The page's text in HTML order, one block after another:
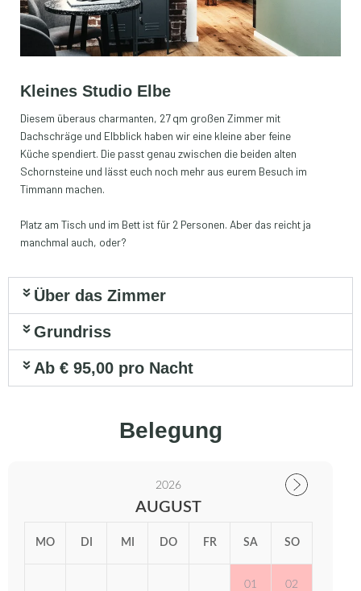
Kleines Studio Elbe
Diesem überaus charmanten, 27 qm großen Zimmer mit
Dachschräge und Elbblick haben wir eine kleine aber feine
Küche spendiert. Die passt genau zwischen die beiden alten
Schornsteine und lässt euch noch mehr aus eurem Besuch im
Timmann machen.
Platz am Tisch und im Bett ist für 2 Personen. Aber das reicht ja
manchmal auch, oder?
Über das Zimmer
Grundriss
Ab € 95,00 pro Nacht
Belegung
2026
AUGUST
MO DI MI DO FR SA SO
01 02